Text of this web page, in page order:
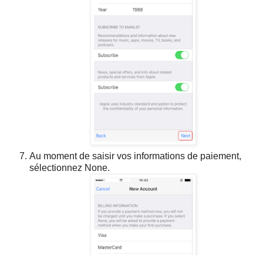
Au moment de saisir vos informations de paiement,
sélectionnez None.